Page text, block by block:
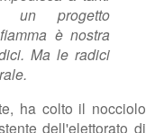
un progetto
è nostra
Ma le radici
ha colto il nocciolo
dell'elettorato di